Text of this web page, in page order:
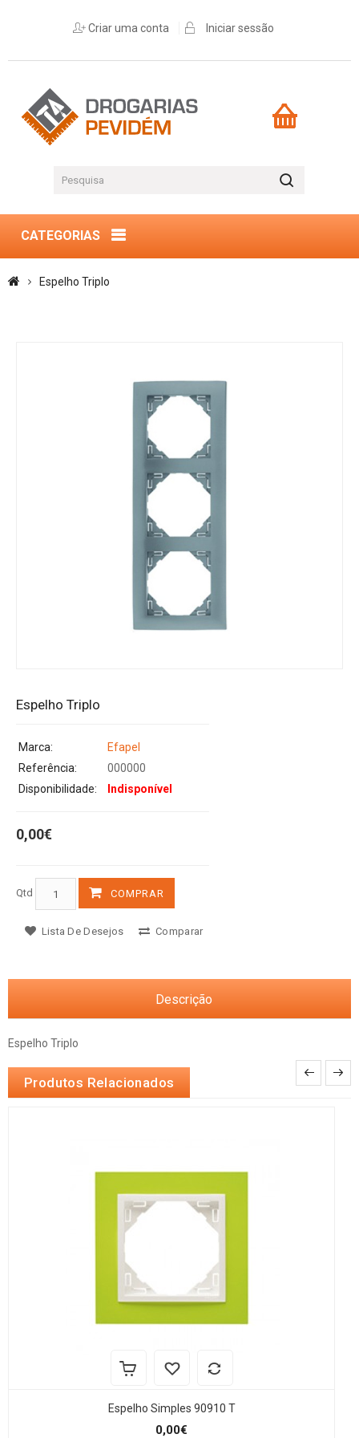
Criar uma conta Iniciar sessão
CATEGORIAS
Espelho Triplo
Espelho Triplo
Marca:
Efapel
Referência:
000000
Disponibilidade:
Indisponível
0,00€
Qtd COMPRAR
Lista De Desejos Comparar
Descrição
Espelho Triplo
Produtos Relacionados
Espelho Simples 90910 T
0,00€